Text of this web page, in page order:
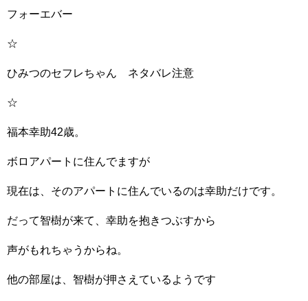
フォーエバー
☆
ひみつのセフレちゃん ネタバレ注意
☆
福本幸助42歳。
ボロアパートに住んでますが
現在は、そのアパートに住んでいるのは幸助だけです。
だって智樹が来て、幸助を抱きつぶすから
声がもれちゃうからね。
他の部屋は、智樹が押さえているようです